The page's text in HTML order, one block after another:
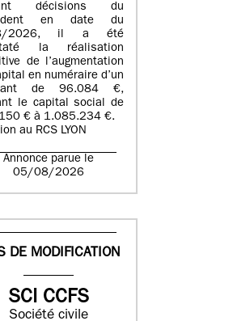
décisions du
en date du
2026, il a été
la réalisation
de l’augmentation
en numéraire d’un
de 96.084 €,
le capital social de
€ à 1.085.234 €.
au RCS LYON
Annonce parue le
05/08/2026
DE MODIFICATION
SCI CCFS
Société civile